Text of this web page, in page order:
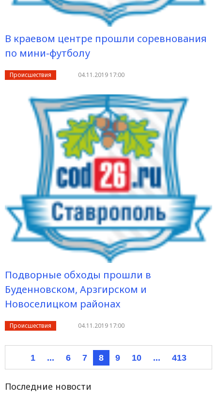
В краевом центре прошли соревнования
по мини-футболу
Происшествия 04.11.2019 17:00
Подворные обходы прошли в
Буденновском, Арзгирском и
Новоселицком районах
Происшествия 04.11.2019 17:00
1 ... 6 7 8 9 10 ... 413
Последние новости